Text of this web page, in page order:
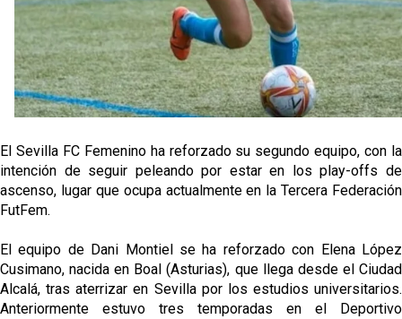
Oso es el siguiente en la lista para salir
El Sevilla FC Femenino ha reforzado su segundo equipo, con la
intención de seguir peleando por estar en los play-offs de
ascenso, lugar que ocupa actualmente en la Tercera Federación
FutFem.
El equipo de Dani Montiel se ha reforzado con Elena López
Cusimano, nacida en Boal (Asturias), que llega desde el Ciudad
Alcalá, tras aterrizar en Sevilla por los estudios universitarios.
Anteriormente estuvo tres temporadas en el Deportivo